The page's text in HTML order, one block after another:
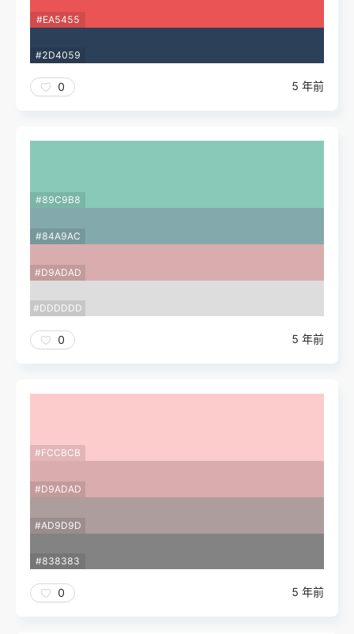
#EA5455
#2D4059
0 5 年前
#89C9B8
#84A9AC
#D9ADAD
#DDDDDD
0 5 年前
#FCCBCB
#D9ADAD
#AD9D9D
#838383
0 5 年前